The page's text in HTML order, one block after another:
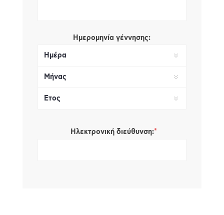
Ημερομηνία γέννησης:
Ηλεκτρονική διεύθυνση:*